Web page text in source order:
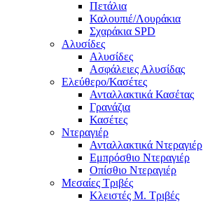
Πετάλια
Καλουπιέ/Λουράκια
Σχαράκια SPD
Αλυσίδες
Αλυσίδες
Ασφάλειες Αλυσίδας
Ελεύθερο/Κασέτες
Ανταλλακτικά Κασέτας
Γρανάζια
Κασέτες
Ντεραγιέρ
Ανταλλακτικά Ντεραγιέρ
Εμπρόσθιο Ντεραγιέρ
Οπίσθιο Ντεραγιέρ
Μεσαίες Τριβές
Κλειστές Μ. Τριβές